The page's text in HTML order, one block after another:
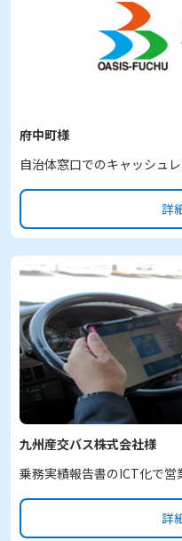
府中町様
自治体窓口でのキャッシュ
詳
九州産交バス株式会社様
乗務実績報告書のICT化で営
詳